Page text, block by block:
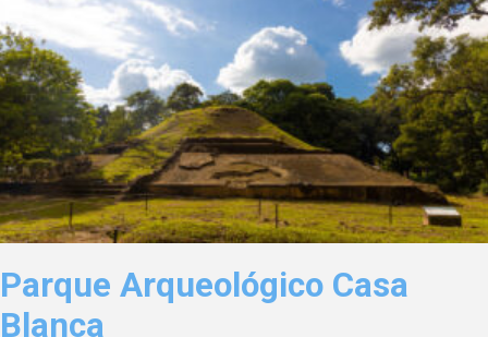
Parque Arqueológico Casa
Blanca